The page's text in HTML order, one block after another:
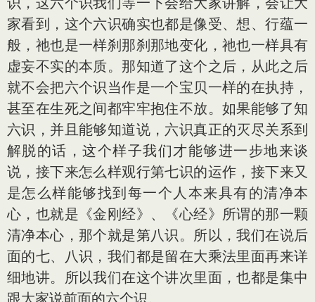
家看到，这个六识确实也都是像受、想、行蕴一
般，祂也是一样刹那刹那地变化，祂也一样具有
虚妄不实的本质。那知道了这个之后，从此之后
就不会把六个识当作是一个宝贝一样的在执持，
甚至在生死之间都牢牢抱住不放。如果能够了知
六识，并且能够知道说，六识真正的灭尽关系到
解脱的话，这个样子我们才能够进一步地来谈
说，接下来怎么样观行第七识的运作，接下来又
是怎么样能够找到每一个人本来具有的清净本
心，也就是《金刚经》、《心经》所谓的那一颗
清净本心，那个就是第八识。所以，我们在说后
面的七、八识，我们都是留在大乘法里面再来详
细地讲。所以我们在这个讲次里面，也都是集中
跟大家说前面的六个识。